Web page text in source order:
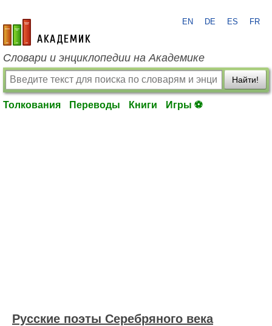
academic.ru
EN DE ES FR
Словари и энциклопедии на Академике
Найти!
Толкования Переводы Книги Игры ⚽
Русские поэты Серебряного века